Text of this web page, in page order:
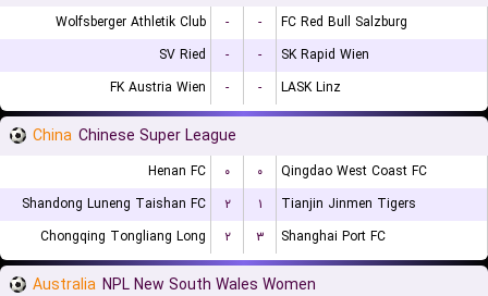
Wolfsberger Athletik Club - -
FC Red Bull Salzburg
SV Ried
- -
SK Rapid Wien
FK Austria Wien
- - LASK Linz
China Chinese Super League
Henan FC ۰ ۰
Qingdao West Coast FC
Shandong Luneng Taishan FC
۲ ۱
Tianjin Jinmen Tigers
Chongqing Tongliang Long
۲ ۳ Shanghai Port FC
Australia NPL New South Wales Women